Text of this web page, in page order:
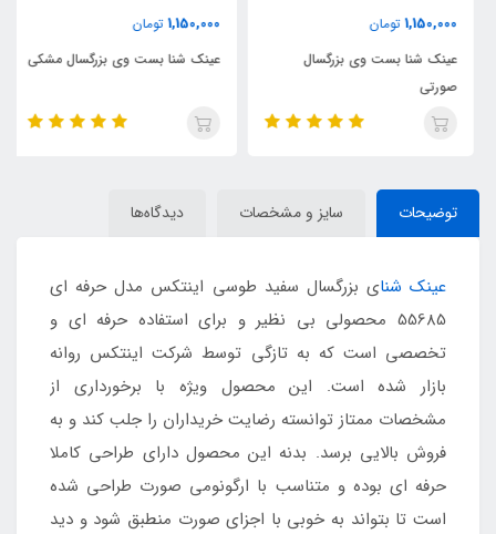
1,150,000 تومان
عینک شنا بست وی بزرگسال
صورتی
1,150,000 تومان
عینک شنا بست وی بزرگسال مشکی
توضیحات سایز و مشخصات دیدگاه‌ها
عینک شنای بزرگسال سفید طوسی اینتکس مدل حرفه ای
55685 محصولی بی نظیر و برای استفاده حرفه ای و
تخصصی است که به تازگی توسط شرکت اینتکس روانه
بازار شده است. این محصول ویژه با برخورداری از
مشخصات ممتاز توانسته رضایت خریداران را جلب کند و به
فروش بالایی برسد. بدنه این محصول دارای طراحی کاملا
حرفه ای بوده و متناسب با ارگونومی صورت طراحی شده
است تا بتواند به خوبی با اجزای صورت منطبق شود و دید